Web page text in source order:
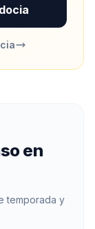
en
temporada y